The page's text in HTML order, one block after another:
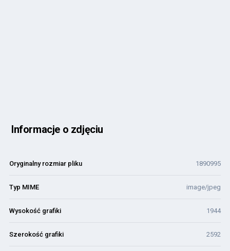
Informacje o zdjęciu
Oryginalny rozmiar pliku 1890995
Typ MIME image/jpeg
Wysokość grafiki 1944
Szerokość grafiki 2592